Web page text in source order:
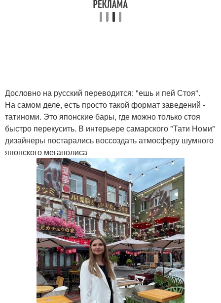
Дословно на русский переводится: "ешь и пей Стоя".
На самом деле, есть просто такой формат заведений -
татиноми. Это японские бары, где можно только стоя
быстро перекусить. В интерьере самарского "Тати Номи"
дизайнеры постарались воссоздать атмосферу шумного
японского мегаполиса